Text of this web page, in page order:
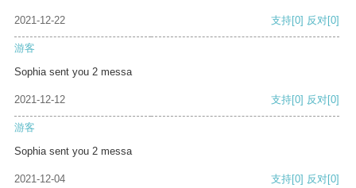
2021-12-22 支持[0] 反对[0]
游客
Sophia sent you 2 messa
2021-12-12 支持[0] 反对[0]
游客
Sophia sent you 2 messa
2021-12-04 支持[0] 反对[0]